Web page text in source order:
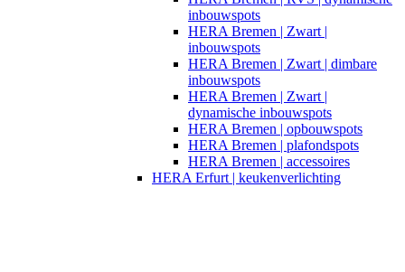
inbouwspots
HERA Bremen | Zwart |
inbouwspots
HERA Bremen | Zwart | dimbare
inbouwspots
HERA Bremen | Zwart |
dynamische inbouwspots
HERA Bremen | opbouwspots
HERA Bremen | plafondspots
HERA Bremen | accessoires
HERA Erfurt | keukenverlichting